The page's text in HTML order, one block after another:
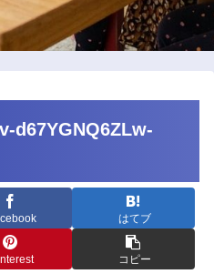
d67YGNQ6ZLw-
はてブ
コピー